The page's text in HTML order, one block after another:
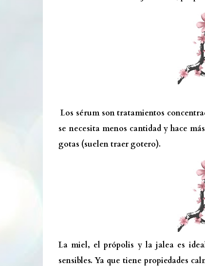
Los sérum son tratamientos
se necesita menos cantidad y hace
gotas (suelen traer gotero).
La miel, el própolis y la jalea es
sensibles. Ya que tiene propiedades